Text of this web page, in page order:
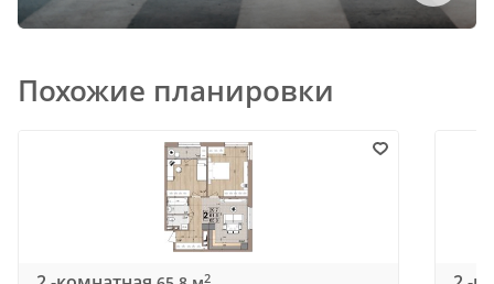
Похожие планировки
2